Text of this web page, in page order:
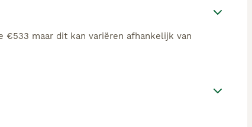
€533 maar dit kan variëren afhankelijk van